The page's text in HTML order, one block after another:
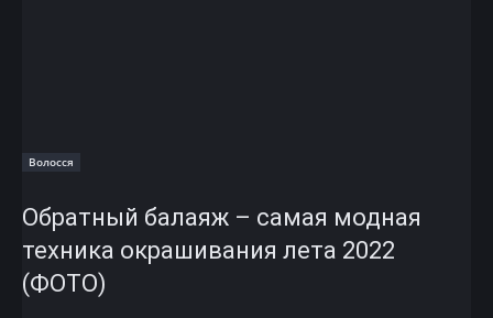
Волосся
Обратный балаяж – самая модная
техника окрашивания лета 2022
(ФОТО)